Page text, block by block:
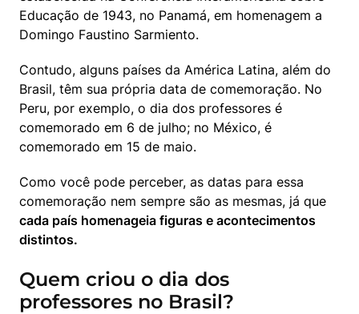
Educação de 1943, no Panamá, em homenagem a
Domingo Faustino Sarmiento.
Contudo, alguns países da América Latina, além do
Brasil, têm sua própria data de comemoração. No
Peru, por exemplo, o dia dos professores é
comemorado em 6 de julho; no México, é
comemorado em 15 de maio.
Como você pode perceber, as datas para essa
cada país homenageia figuras e acontecimentos
distintos.
Quem criou o dia dos
professores no Brasil?